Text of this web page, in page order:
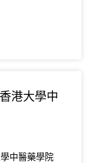
港大學中
中醫藥學院